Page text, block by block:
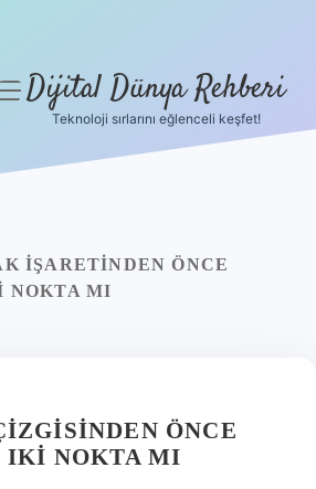
Dijital Dünya Rehberi
Teknoloji sırlarını eğlenceli keşfet!
IŞARETINDEN ÖNCE
NOKTA MI
ÖNCE
IKI NOKTA MI